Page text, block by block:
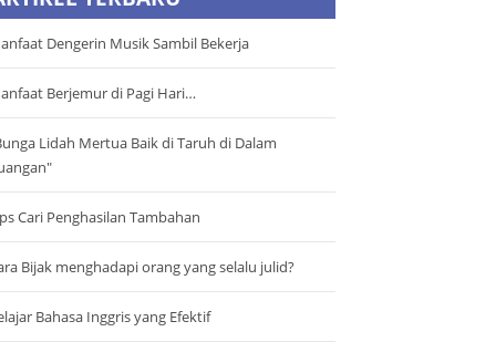
Dengerin Musik Sambil Bekerja
Berjemur di Pagi Hari…
Lidah Mertua Baik di Taruh di Dalam
Cari Penghasilan Tambahan
Bijak menghadapi orang yang selalu julid?
Bahasa Inggris yang Efektif